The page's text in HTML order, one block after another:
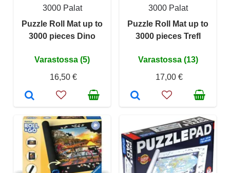
3000 Palat
Puzzle Roll Mat up to
3000 pieces Dino
Varastossa (5)
16,50 €
3000 Palat
Puzzle Roll Mat up to
3000 pieces Trefl
Varastossa (13)
17,00 €